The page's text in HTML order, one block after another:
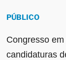
PÚBLICO
Congresso
candidaturas